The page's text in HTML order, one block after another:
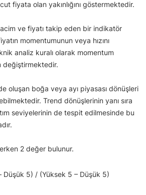
fiyata olan yakınlığını göstermektedir.
ve fiyatı takip eden bir indikatör
momentumunun veya hızını
analiz kuralı olarak momentum
değiştirmektedir.
oluşan boğa veya ayı piyasası dönüşleri
Trend dönüşlerinin yanı sıra
seviyelerinin de tespit edilmesinde bu
2 değer bulunur.
Düşük 5) / (Yüksek 5 – Düşük 5)